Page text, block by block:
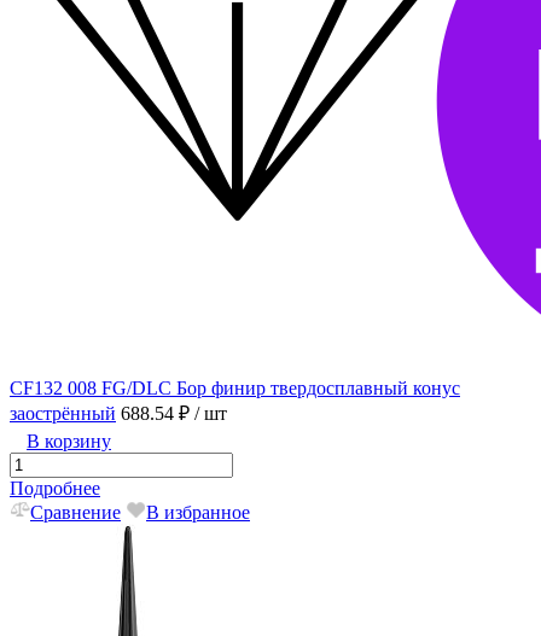
CF132 008 FG/DLC Бор финир твердосплавный конус
заострённый 688.54 ₽ / шт
В корзину
Подробнее
Сравнение
В избранное